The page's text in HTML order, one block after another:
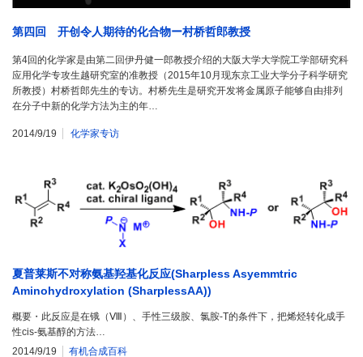
第四回 开创令人期待的化合物ー村桥哲郎教授
第4回的化学家是由第二回伊丹健一郎教授介绍的大阪大学大学院工学部研究科
应用化学专攻生越研究室的准教授（2015年10月现东京工业大学分子科学研究
所教授）村桥哲郎先生的专访。村桥先生是研究开发将金属原子能够自由排列
在分子中新的化学方法为主的年…
2014/9/19 化学家专访
夏普莱斯不对称氨基羟基化反应(Sharpless Asyemmtric
Aminohydroxylation (SharplessAA))
概要・此反应是在锇（Ⅷ）、手性三级胺、氯胺-T的条件下，把烯烃转化成手
性cis-氨基醇的方法…
2014/9/19
有机合成百科